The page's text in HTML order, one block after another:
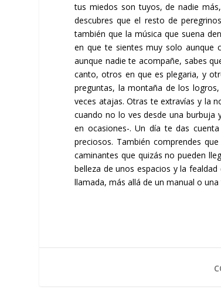
tus miedos son tuyos, de nadie
descubres que el resto de
también que la música que suena
en que te sientes muy solo aunque
aunque nadie te acompañe, sabes
canto, otros en que es plegaria, y
preguntas, la montaña de los
veces atajas. Otras te extravías y la
cuando no lo ves desde una burbuja
en ocasiones-. Un día te das
preciosos. También comprendes
caminantes que quizás no pueden
belleza de unos espacios y la
llamada, más allá de un manual o